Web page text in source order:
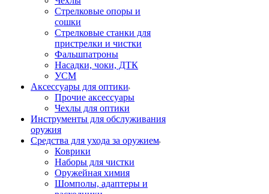
Стрелковые опоры и
сошки
Стрелковые станки для
пристрелки и чистки
Фальшпатроны
Насадки, чоки, ДТК
УСМ
Аксессуары для оптики
Прочие аксессуары
Чехлы для оптики
Инструменты для обслуживания
оружия
Средства для ухода за оружием
Коврики
Наборы для чистки
Оружейная химия
Шомполы, адаптеры и